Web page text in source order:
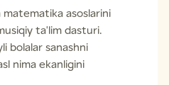
matematika asoslarini
ta'lim dasturi.
bolalar sanashni
nima ekanligini